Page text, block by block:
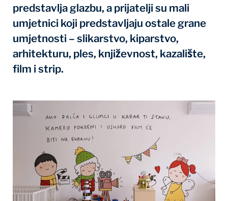
predstavlja glazbu, a prijatelji su mali
umjetnici koji predstavljaju ostale grane
umjetnosti – slikarstvo, kiparstvo,
arhitekturu, ples, književnost, kazalište,
film i strip.